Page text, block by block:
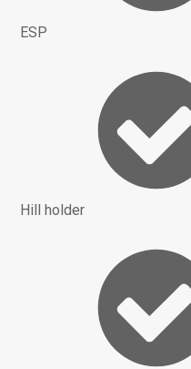
ESP
Hill holder